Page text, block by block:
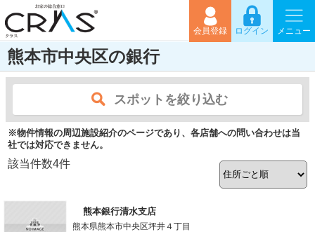
会員登録 ログイン メニュー
熊本市中央区の銀行
スポットを絞り込む
※物件情報の周辺施設紹介のページであり、各店舗への問い合わせは当
社では対応できません。
該当件数4件
熊本銀行清水支店
熊本県熊本市中央区坪井４丁目